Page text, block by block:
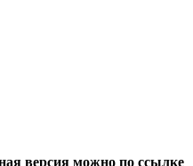
версия можно по ссылке